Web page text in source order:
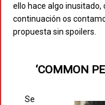
ello hace algo inusitado,
continuación os
propuesta sin spoilers.
‘COMMON
Se